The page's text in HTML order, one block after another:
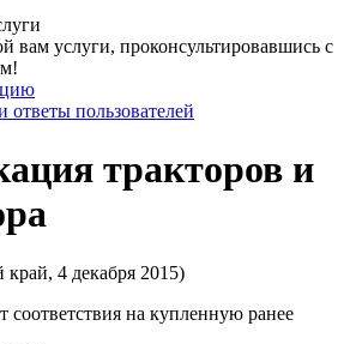
вам услуги, проконсультировавшись с
ответы пользователей
тракторов и
край, 4 декабря 2015)
соответствия на купленную ранее